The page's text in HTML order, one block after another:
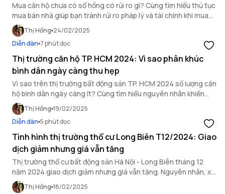
Mua căn hộ chưa có sổ hồng có rủi ro gì? Cùng tìm hiểu thủ tục
mua bán nhà giúp bạn tránh rủi ro pháp lý và tài chính khi mua
căn hộ chung cư.
Thị Hồng 24/02/2025
Diễn đàn 7 phút đọc
Thị trường căn hộ TP. HCM 2024: Vì sao phân khúc
bình dân ngày càng thu hẹp
Vì sao trên thị trường bất động sản TP. HCM 2024 số lượng căn
hộ bình dân ngày càng ít? Cùng tìm hiểu nguyên nhân khiến
nguồn cung phân khúc này ngày càng thu hẹp.
Thị Hồng 19/02/2025
Diễn đàn 5 phút đọc
Tình hình thị trường thổ cư Long Biên T12/2024: Giao
dịch giảm nhưng giá vẫn tăng
Thị trường thổ cư bất động sản Hà Nội - Long Biên tháng 12
năm 2024 giao dịch giảm nhưng giá vẫn tăng. Nguyên nhân, xu
hướng và cơ hội đầu tư ra sao? Cập nhật ngay!
Thị Hồng 18/02/2025